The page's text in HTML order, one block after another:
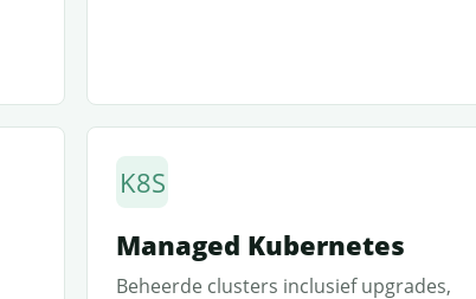
K8S
Managed Kubernetes
Beheerde clusters inclusief upgrades,